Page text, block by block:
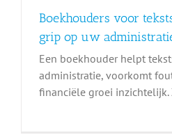
Boekhouders voor
grip op uw
Een boekhouder helpt
administratie, voorkomt
financiële groei inzichtelijk.